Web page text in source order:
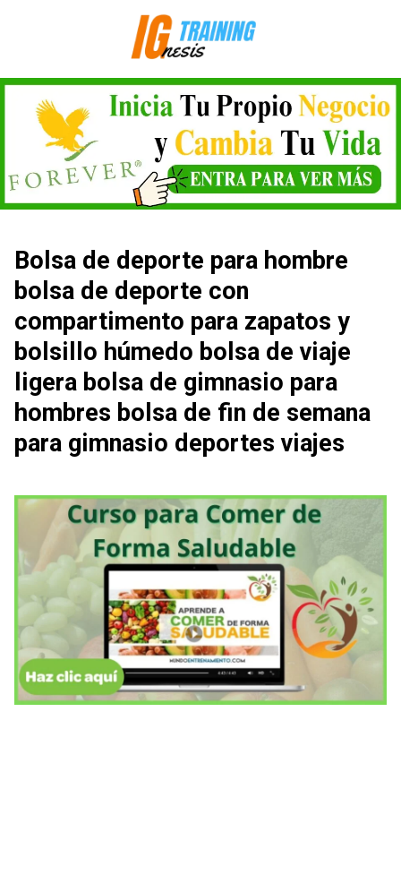
Bolsa de deporte para hombre
bolsa de deporte con
compartimento para zapatos y
bolsillo húmedo bolsa de viaje
ligera bolsa de gimnasio para
hombres bolsa de fin de semana
para gimnasio deportes viajes